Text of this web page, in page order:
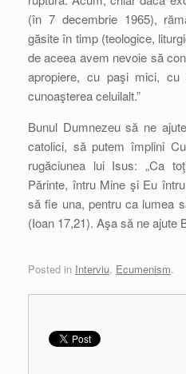
(în 7 decembrie 1965),
găsite în timp (teologice,
de aceea avem nevoie să
apropiere, cu paşi mici, cu
cunoaşterea celuilalt.”
Bunul Dumnezeu să ne
catolici, să putem împlini
rugăciunea lui Isus: „Ca
Părinte, întru Mine şi Eu
să fie una, pentru ca lumea
(Ioan 17,21). Aşa să ne ajute
Posted in Interviu, Ecumenism.